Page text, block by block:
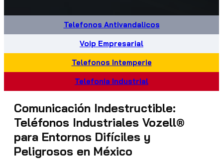
Telefonos Antivandalicos
Voip Empresarial
Telefonos Intemperie
Telefonia Industrial
Comunicación Indestructible:
Teléfonos Industriales Vozell®
para Entornos Difíciles y
Peligrosos en México